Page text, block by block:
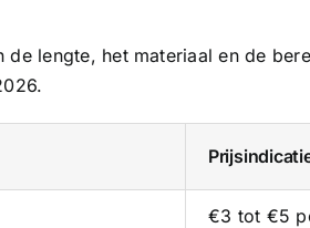
de lengte, het materiaal en de
€3 tot €5